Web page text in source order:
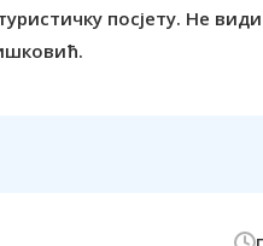
посјету. Не